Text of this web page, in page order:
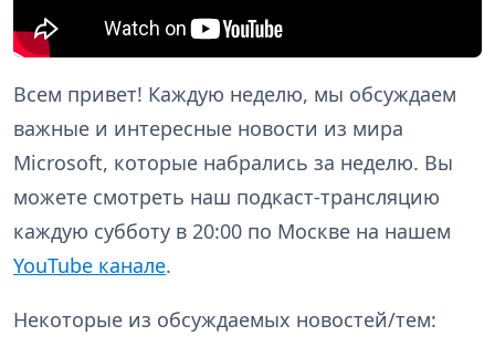
Всем привет! Каждую неделю, мы обсуждаем
важные и интересные новости из мира
Microsoft, которые набрались за неделю. Вы
можете смотреть наш подкаст-трансляцию
каждую субботу в 20:00 по Москве на нашем
YouTube канале.
Некоторые из обсуждаемых новостей/тем: